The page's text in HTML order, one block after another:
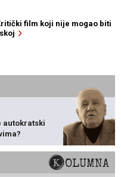
film koji nije mogao biti
autokratski
KOLUMNA